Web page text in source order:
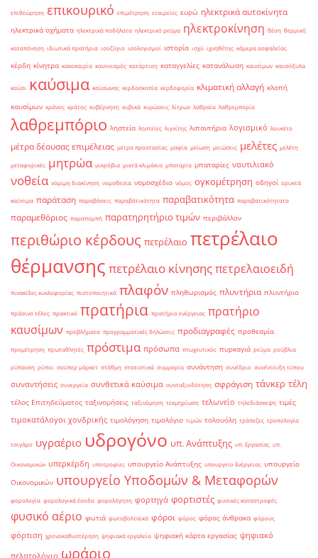
επιθεώρηση επικουρικό επιμέτρηση εταιρείες ευρώ ηλεκτρικά αυτοκίνητα
ηλεκτρικά οχήματα ηλεκτρικά ποδήλατα ηλεκτρικό ρεύμα ηλεκτροκίνηση θέση θερμική
καταπόνηση ιδιωτικά πρατήρια ισοζύγιο ισολογισμοί ιστορία ισχύ ιχνηθέτης κάμερα ασφαλείας
κέρδη κίνητρα κακοκαιρία κανονισμός κατάρτιση καταγγελίες κατανάλωση καυσίμων καυσόξυλα
καύσι καύσιμα καύσωνας κερδοσκοπία κερδοφορία κλιματική αλλαγή κλοπή
καυσίμων κράνος κράτος κυβέρνηση κυβικά κυρώσεις λίτρων λαθραία λαθρεμπορία
λαθρεμπόριο ληστεία ληστείες λιγνίτης λιπαντήρια λογισμικό λουκέτο
μέτρα δέουσας επιμέλειας μέτρα προστασίας μαφία μείωση μειώσεις μελέτες μελέτη
μεταφορικές μητρώα μικρόβια μικτά κλιμάκια μπαταρία μπαταρίες ναυτιλιακό
νοθεία νομιμη διακίνηση νομοθεσία νομοσχέδιο νόμος ογκομέτρηση οδηγοί ορυκτά
καύσιμα παράταση παραβάσεις παραβάτικότητα παραβατικότητα παραβατικότητατα
παραμεθόριος παραπομπή παρατηρητήριο τιμών περιβάλλον
περιθώριο κέρδους πετρέλαιο πετρέλαιο
θέρμανσης πετρέλαιο κίνησηςπετρελαιοειδή
πινακίδες κυκλοφορίας πιστοποιητικά πλαφόν πληθωρισμός πλυντήρια πλυντήριο
πράσινο τέλος πρακτικό πρατήρια πρατήριο ενέργειας πρατήριο
καυσίμων προβλήματα προγραμματικές δηλώσεις προδιαγραφές προθεσμία
προμέτρηση πρωταθλητές πρόστιμα πρόσωπα πτωχευτικός πυρκαγιά ρεύμα ρούβλια
ρύπανση ρύποι σούπερ μάρκετ στάθμη στατιστικά συμμορία συνάντηση συνέδριο συνέντευξη τύπου
συναντήσεις συνεργεία συνθετικά καύσιμα συνταξιοδότηση σφράγιση τάνκερ τέλη
τέλος Επιτηδεύματος ταξινομήσεις ταξινόμηση τεκμηρίωση τελωνείο τηλεδιάσκεψη τιμές
τιμοκατάλογοι χονδρικής τιμολόγηση τιμολόγιο τιμών τολουόλη τράπεζες τροπολογία
τσιγάρο υγραέριο υδρογόνο υπ. Ανάπτυξης υπ. Εργασίας υπ.
Οικονομικών υπερκέρδη υποτροφίες υπουργείο Ανάπτυξης υπουργείο Ενέργειας υπουργείο
Οικονομικών υπουργείο Υποδομών & Μεταφορών
φορολογία φορολογικά έσοδα φορολόγηση φορτηγά φορτιστές φυσικές καταστροφές
φυσικό αέριο φωτιά φωτοβολταϊκά φόροι φόρος φόρος άνθρακα φόρους
φόρτιση χρονοκαθυστέρηση ψηφιακά εργαλεία ψηφιακή κάρτα εργασίας ψηφιακό
πελατολόγιο ωράριο